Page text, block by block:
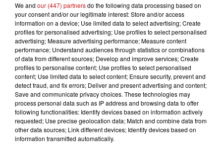
La soirée d'ouverture de la saison 2023-2024 du
RiveRhin de Village-Neuf aura lieu le mardi 12 septembre
2023 à 19h30.
Entrée libre sur réservation.
Ajouter à votre calendrier
du12 septembre 2023 à 19h30
We and our (447) partnersdo the following data processing based on
your consent and/or our legitimate interest: Store and/or access
information on a device; Use limited data to select advertising; Create
profiles for personalised advertising; Use profiles to select personalised
advertising; Measure advertising performance; Measure content
performance; Understand audiences through statistics or combinations
of data from different sources; Develop and improve services; Create
profiles to personalise content; Use profiles to select personalised
content; Use limited data to select content; Ensure security, prevent and
detect fraud, and fix errors; Deliver and present advertising and content;
Save and communicate privacy choices. These technologies may
process personal data such as IP address and browsing data to offer
following functionalities: Identify devices based on information actively
requested; Use precise geolocation data; Match and combine data from
other data sources; Link different devices; Identify devices based on
information transmitted automatically.